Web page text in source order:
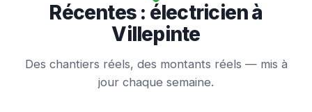
Récentes : électricien à
Villepinte
Des chantiers réels, des montants réels — mis à
jour chaque semaine.